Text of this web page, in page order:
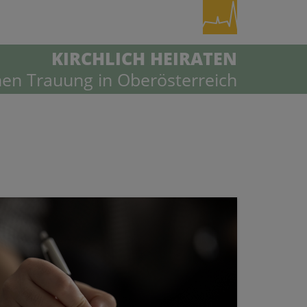
KIRCHLICH HEIRATEN
Trauung in Oberösterreich